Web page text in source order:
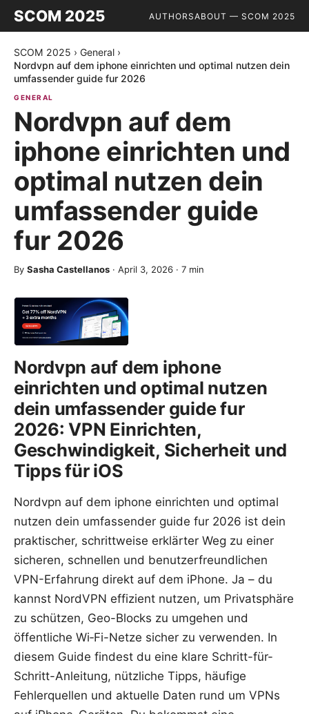
SCOM 2025 AUTHORSABOUT — SCOM 2025
SCOM 2025 › General ›
Nordvpn auf dem iphone einrichten und optimal nutzen dein
umfassender guide fur 2026
GENERAL
Nordvpn auf dem
iphone einrichten und
optimal nutzen dein
umfassender guide
fur 2026
By Sasha Castellanos · April 3, 2026 · 7 min
Nordvpn auf dem iphone
einrichten und optimal nutzen
dein umfassender guide fur
2026: VPN Einrichten,
Geschwindigkeit, Sicherheit und
Tipps für iOS
Nordvpn auf dem iphone einrichten und optimal
nutzen dein umfassender guide fur 2026 ist dein
praktischer, schrittweise erklärter Weg zu einer
sicheren, schnellen und benutzerfreundlichen
VPN-Erfahrung direkt auf dem iPhone. Ja – du
kannst NordVPN effizient nutzen, um Privatsphäre
zu schützen, Geo-Blocks zu umgehen und
öffentliche Wi‑Fi-Netze sicher zu verwenden. In
diesem Guide findest du eine klare Schritt-für-
Schritt-Anleitung, nützliche Tipps, häufige
Fehlerquellen und aktuelle Daten rund um VPNs